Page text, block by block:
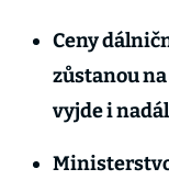
Ceny
zůstanou
vyjde i